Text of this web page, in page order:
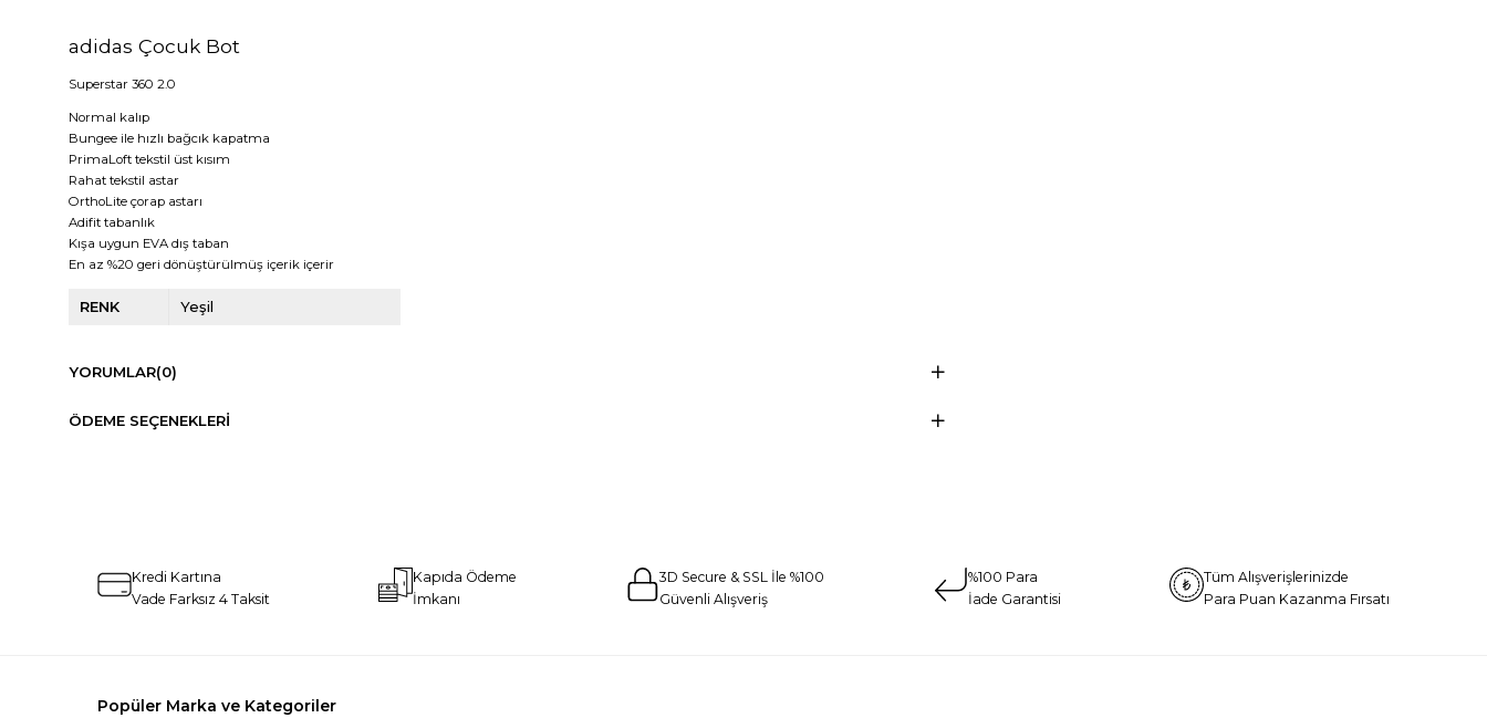
adidas Çocuk Bot
Superstar 360 2.0
Normal kalıp
Bungee ile hızlı bağcık kapatma
PrimaLoft tekstil üst kısım
Rahat tekstil astar
OrthoLite çorap astarı
Adifit tabanlık
Kışa uygun EVA dış taban
En az %20 geri dönüştürülmüş içerik içerir
RENK Yeşil
YORUMLAR(0)
ÖDEME SEÇENEKLERI
Kredi Kartına
Vade Farksız 4 Taksit
Kapıda Ödeme
İmkanı
3D Secure & SSL İle %100
Güvenli Alışveriş
%100 Para
İade Garantisi
Tüm Alışverişlerinizde
Para Puan Kazanma Fırsatı
Popüler Marka ve Kategoriler